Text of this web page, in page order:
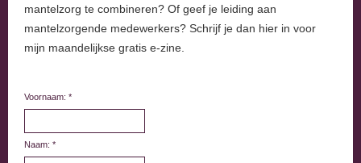
mantelzorg te combineren? Of geef je leiding aan
mantelzorgende medewerkers? Schrijf je dan hier in voor
mijn maandelijkse gratis e-zine.
Voornaam: *
Naam: *